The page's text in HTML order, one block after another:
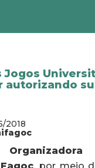
Jogos
autorizando
2018